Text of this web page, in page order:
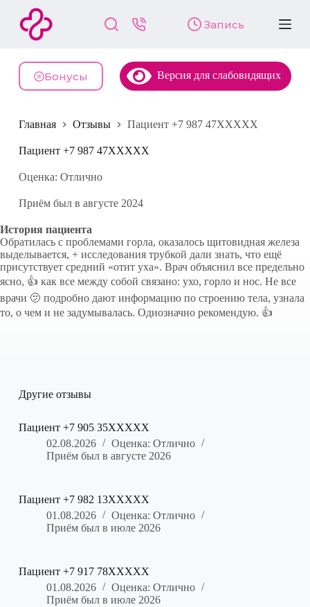
й
и
у
и
Запись
Бонусы Версия для слабовидящих
Главная Отзывы Пациент +7 987 47XXXXX
Пациент +7 987 47XXXXX
Оценка: Отлично
Приём был в августе 2024
История пациента
Обратилась с проблемами горла, оказалось щитовидная железа
выделывается, + исследования трубкой дали знать, что ещё
присутствует средний «отит уха». Врач объяснил все предельно
ясно, 👍 как все между собой связано: ухо, горло и нос. Не все
врачи 🫤 подробно дают информацию по строению тела, узнала
то, о чем и не задумывалась. Однозначно рекомендую. 👍
Другие отзывы
Пациент +7 905 35XXXXX
02.08.2026
Оценка: Отлично
Приём был в августе 2026
Пациент +7 982 13XXXXX
01.08.2026
Оценка: Отлично
Приём был в июле 2026
Пациент +7 917 78XXXXX
01.08.2026
Оценка: Отлично
Приём был в июле 2026